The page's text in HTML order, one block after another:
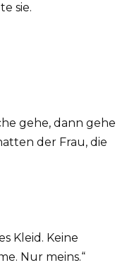
sie.
gehe, dann gehe
der Frau, die
Kleid. Keine
Nur meins.“